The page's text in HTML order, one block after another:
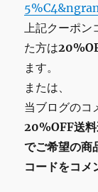
上記クーポン
た方は
ます。
または、
当ブログのコ
20%OFF送
でご希望の商
コードをコメ